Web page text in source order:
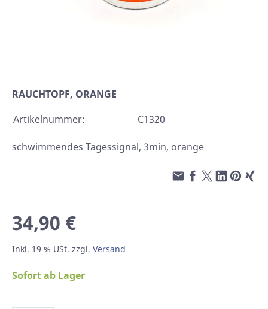
RAUCHTOPF, ORANGE
Artikelnummer:
C1320
schwimmendes Tagessignal, 3min, orange
34,90 €
Inkl. 19 % USt. zzgl. Versand
Sofort ab Lager